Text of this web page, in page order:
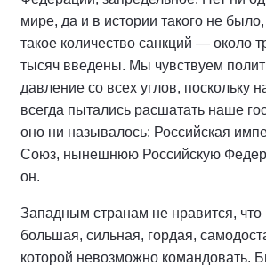
мире, да и в истории такого не
такое количество санкций — около
тысяч введены. Мы чувствуем
давление со всех углов, поскольку
всегда пытались расшатать наше
оно ни называлось: Российская
Союз, нынешнюю Российскую
он.
Западным странам не нравится,
большая, сильная, гордая,
которой невозможно командовать.